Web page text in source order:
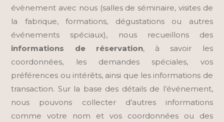
évènement avec nous (salles de séminaire, visites de
la fabrique, formations, dégustations ou autres
événements spéciaux), nous recueillons des
informations de réservation, à savoir les
coordonnées, les demandes spéciales, vos
préférences ou intérêts, ainsi que les informations de
transaction. Sur la base des détails de l’événement,
nous pouvons collecter d’autres informations
comme votre nom et vos coordonnées ou des